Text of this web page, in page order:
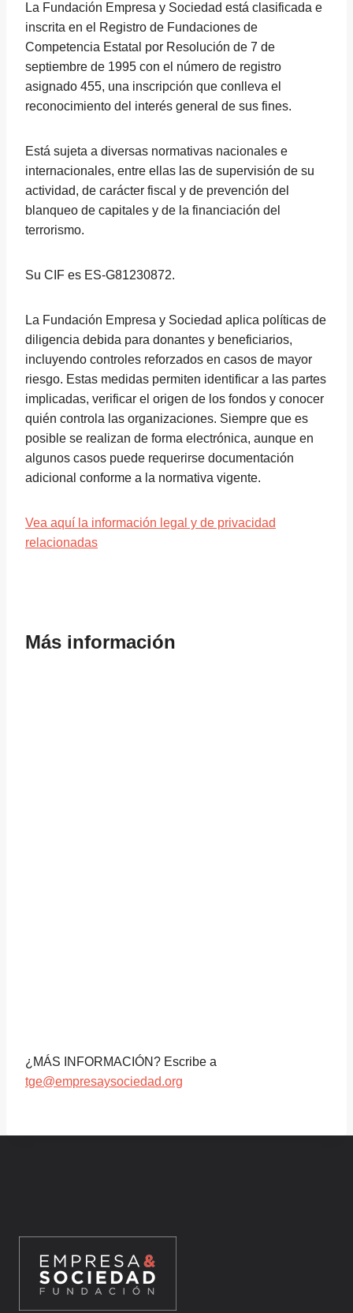
La Fundación Empresa y Sociedad está clasificada e
inscrita en el Registro de Fundaciones de
Competencia Estatal por Resolución de 7 de
septiembre de 1995 con el número de registro
asignado 455, una inscripción que conlleva el
reconocimiento del interés general de sus fines.
Está sujeta a diversas normativas nacionales e
internacionales, entre ellas las de supervisión de su
actividad, de carácter fiscal y de prevención del
blanqueo de capitales y de la financiación del
terrorismo.
Su CIF es ES-G81230872.
La Fundación Empresa y Sociedad aplica políticas de
diligencia debida para donantes y beneficiarios,
incluyendo controles reforzados en casos de mayor
riesgo. Estas medidas permiten identificar a las partes
implicadas, verificar el origen de los fondos y conocer
quién controla las organizaciones. Siempre que es
posible se realizan de forma electrónica, aunque en
algunos casos puede requerirse documentación
adicional conforme a la normativa vigente.
Vea aquí la información legal y de privacidad
relacionadas
Más información
¿MÁS INFORMACIÓN? Escribe a
tge@empresaysociedad.org